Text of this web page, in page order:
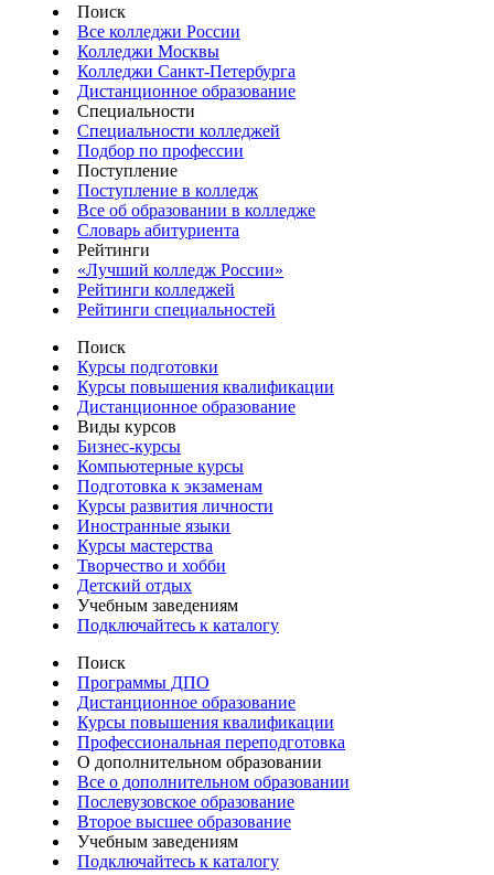
Поиск
Все колледжи России
Колледжи Москвы
Колледжи Санкт-Петербурга
Дистанционное образование
Специальности
Специальности колледжей
Подбор по профессии
Поступление
Поступление в колледж
Все об образовании в колледже
Словарь абитуриента
Рейтинги
«Лучший колледж России»
Рейтинги колледжей
Рейтинги специальностей
Поиск
Курсы подготовки
Курсы повышения квалификации
Дистанционное образование
Виды курсов
Бизнес-курсы
Компьютерные курсы
Подготовка к экзаменам
Курсы развития личности
Иностранные языки
Курсы мастерства
Творчество и хобби
Детский отдых
Учебным заведениям
Подключайтесь к каталогу
Поиск
Программы ДПО
Дистанционное образование
Курсы повышения квалификации
Профессиональная переподготовка
О дополнительном образовании
Все о дополнительном образовании
Послевузовское образование
Второе высшее образование
Учебным заведениям
Подключайтесь к каталогу